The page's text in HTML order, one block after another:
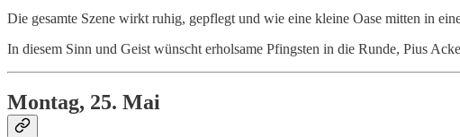
Die gesamte Szene wirkt ruhig, gepflegt und wie eine kleine Oase mitten in
In diesem Sinn und Geist wünscht erholsame Pfingsten in die Runde, Pius
Montag, 25. Mai